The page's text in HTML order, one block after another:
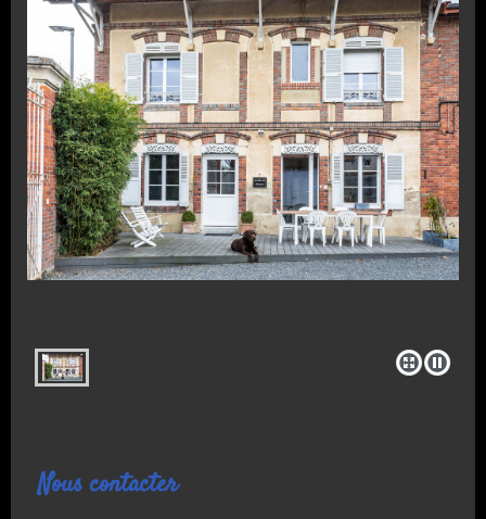
Nous contacter